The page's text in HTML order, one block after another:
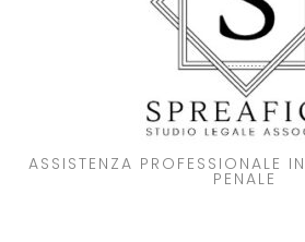
ASSISTENZA PROFESSIONALE
PENALE